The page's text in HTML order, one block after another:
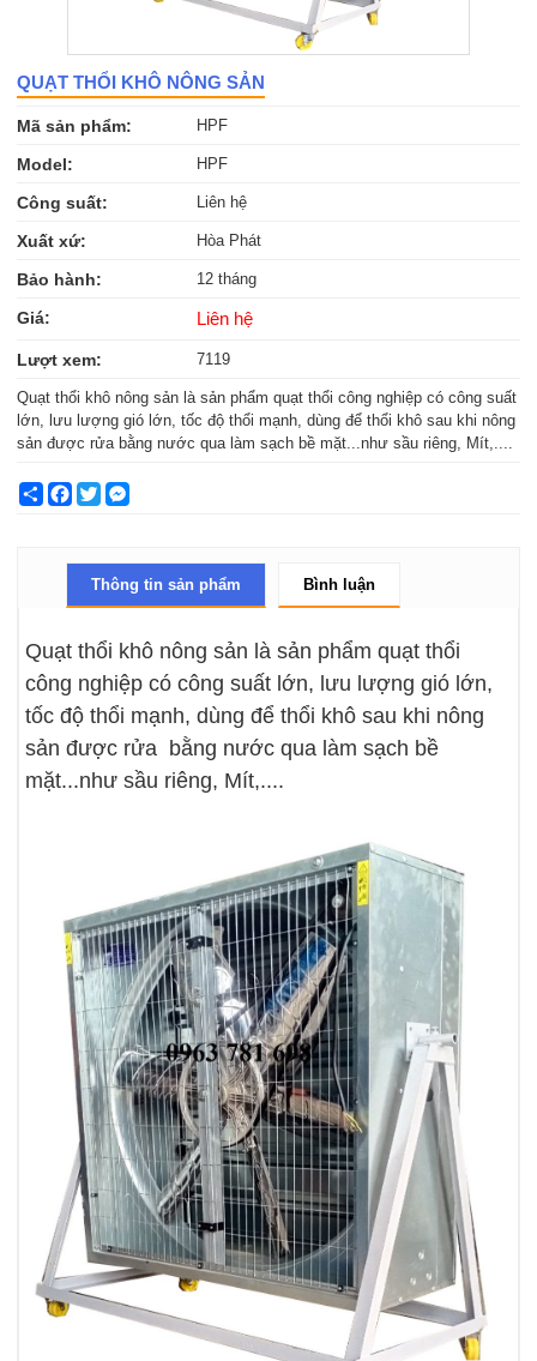
QUẠT THỔI KHÔ NÔNG SẢN
Mã sản phẩm: HPF
Model: HPF
Công suất: Liên hệ
Xuất xứ: Hòa Phát
Bảo hành: 12 tháng
Giá: Liên hệ
Lượt xem: 7119
Quạt thổi khô nông sản là sản phẩm quạt thổi công nghiệp có công suất
lớn, lưu lượng gió lớn, tốc độ thổi mạnh, dùng để thổi khô sau khi nông
sản được rửa bằng nước qua làm sạch bề mặt...như sầu riêng, Mít,....
ShareFacebook
Twitter
Thông tin sản phẩm Bình luận
Quạt thổi khô nông sản là sản phẩm quạt thổi
công nghiệp có công suất lớn, lưu lượng gió lớn,
tốc độ thổi mạnh, dùng để thổi khô sau khi nông
sản được rửa bằng nước qua làm sạch bề
mặt...như sầu riêng, Mít,....